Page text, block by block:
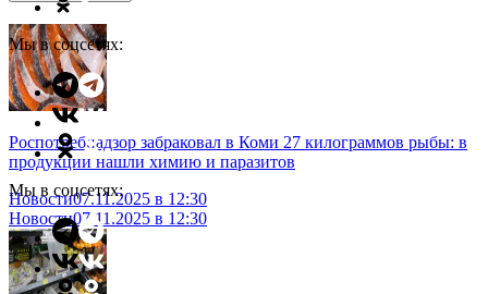
Мы в соцсетях:
Мы в соцсетях:
Роспотребнадзор забраковал в Коми 27 килограммов рыбы: в
продукции нашли химию и паразитов
Новости07.11.2025 в 12:30
Новости07.11.2025 в 12:30